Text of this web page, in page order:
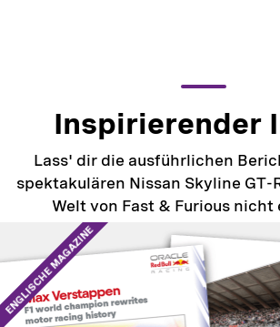
Inspirierender
Lass' dir die ausführlichen
spektakulären Nissan Skyline GT-
Welt von Fast & Furious nicht
ENGLISCHE MAGAZINE